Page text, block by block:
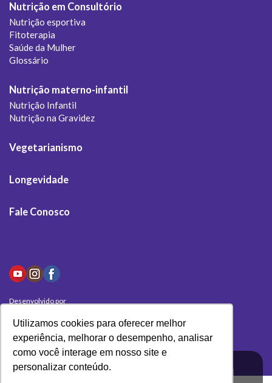
Utilizamos cookies para oferecer melhor
experiência, melhorar o desempenho, analisar
como você interage em nosso site e
personalizar conteúdo.
Nutrição em Consultório
Nutrição esportiva
Fitoterapia
Saúde da Mulher
Glossário
Nutrição materno-infantil
Nutrição Infantil
Nutrição na Gravidez
Vegetarianismo
Longevidade
Fale Conosco
Desenvolvido por